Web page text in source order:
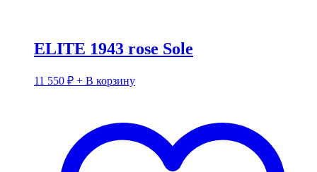
ELITE 1943 rose Sole
11 550 ₽ + В корзину